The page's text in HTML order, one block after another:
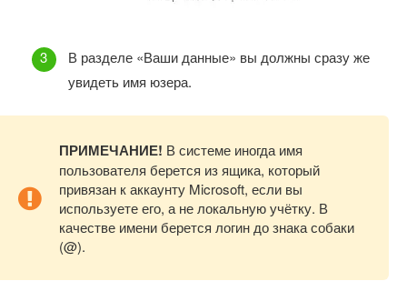
В разделе «Ваши данные» вы должны сразу же
увидеть имя юзера.
ПРИМЕЧАНИЕ! В системе иногда имя
пользователя берется из ящика, который
привязан к аккаунту Microsoft, если вы
используете его, а не локальную учётку. В
качестве имени берется логин до знака собаки
(@).